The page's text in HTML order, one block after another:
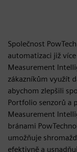
Společnost
automatizaci již
Measurement
zákazníkům využít
abychom zlepšili
Portfolio senzorů a
Measurement
bránami
umožňuje
efektivně a